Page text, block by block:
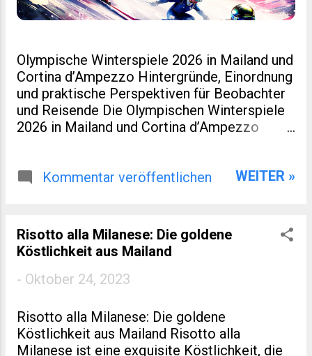
Olympische Winterspiele 2026 in Mailand und
Cortina d’Ampezzo Hintergründe, Einordnung
und praktische Perspektiven für Beobachter
und Reisende Die Olympischen Winterspiele
2026 in Mailand und Cortina d’Ampezzo
Turin 2006 erneut Gastgeber ist. Sondern
wirtschaftlich eng mit regionaler Entwicklung
verzahnt wurde. Für viele Leser eines
spezialisierten Blogs zu Sport, Reisen oder
europäischer Regionalentwicklung sind genau
Medaillenlisten. Dieser Artikel ordnet ein:
historisch, praktisch und mit Blick auf Zahlen,
die über die reine Sportromantik
Kommentar veröffentlichen WEITER »
Risotto alla Milanese: Die goldene
Köstlichkeit aus Mailand
- Oktober 24, 2023
Risotto alla Milanese: Die goldene
Köstlichkeit aus Mailand Risotto alla
Milanese ist eine exquisite Köstlichkeit, die